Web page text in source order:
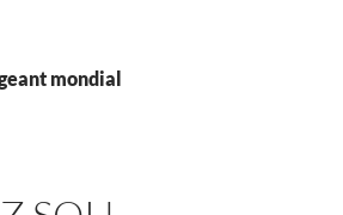
mondial